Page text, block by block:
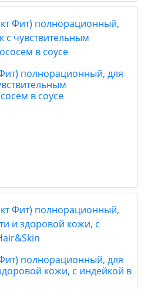
полнорационный, для
в соусе
полнорационный, для
кожи, с индейкой в